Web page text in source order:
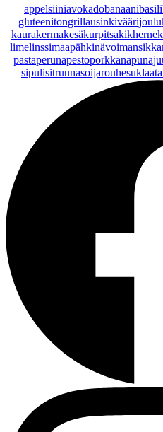
appelsiiniavokadobanaani
gluteenitongrillausinkiväärijoulu
kaurakermakesäkurpitsakikherne
limelinssimaapähkinävoimansikka
pastaperunapestoporkkana
sipulisitruunasoijarouhesuklaa